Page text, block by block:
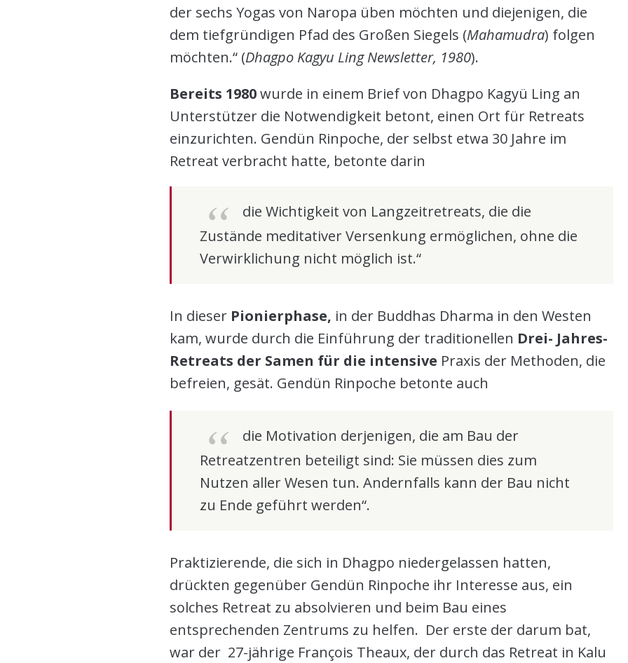
der sechs Yogas von Naropa üben möchten und diejenigen, die
dem tiefgründigen Pfad des Großen Siegels (Mahamudra) folgen
möchten.“ (Dhagpo Kagyu Ling Newsletter, 1980).
Bereits 1980wurde in einem Brief von Dhagpo Kagyü Ling an
Unterstützer die Notwendigkeit betont, einen Ort für Retreats
einzurichten. Gendün Rinpoche, der selbst etwa 30 Jahre im
Retreat verbracht hatte, betonte darin
die Wichtigkeit von Langzeitretreats, die die
Zustände meditativer Versenkung ermöglichen, ohne die
Verwirklichung nicht möglich ist.“
In dieser Pionierphase, in der Buddhas Dharma in den Westen
kam, wurde durch die Einführung der traditionellen Drei- Jahres-
Retreats der Samen für die intensive Praxis der Methoden, die
befreien, gesät. Gendün Rinpoche betonte auch
die Motivation derjenigen, die am Bau der
Retreatzentren beteiligt sind: Sie müssen dies zum
Nutzen aller Wesen tun. Andernfalls kann der Bau nicht
zu Ende geführt werden“.
Praktizierende, die sich in Dhagpo niedergelassen hatten,
drückten gegenüber Gendün Rinpoche ihr Interesse aus, ein
solches Retreat zu absolvieren und beim Bau eines
entsprechenden Zentrums zu helfen. Der erste der darum bat,
war der 27-jährige François Theaux, der durch das Retreat in Kalu